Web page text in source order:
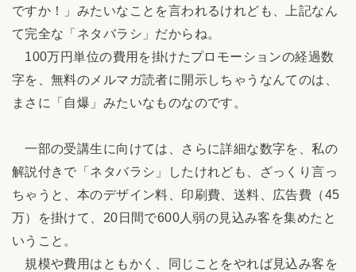
ですか！」みたいなことを言われるけれども、上記なん
て完全な「ネタバラシ」だからね。
100万円単位の費用を掛けたプロモーションの経過数
字を、無料のメルマガ読者に開示しちゃうなんてのは、
まさに「自爆」みたいなものなのです。
一部の受講生に向けては、さらに詳細な数字を、私の
解説付きで「ネタバラシ」したけれども、ざっくり言っ
ちゃうと、本のデザイン料、印刷費、送料、広告費（45
万）を掛けて、20日間で600人弱の見込み客を集めたと
いうこと。
規模や費用はともかく、同じことをやれば見込み客を